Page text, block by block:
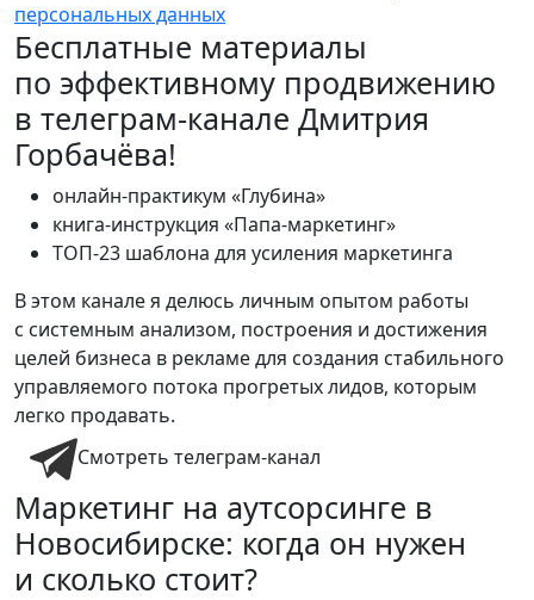
персональных данных
Бесплатные материалы
по эффективному продвижению
в телеграм-канале Дмитрия
Горбачёва!
онлайн-практикум «Глубина»
книга-инструкция «Папа-маркетинг»
ТОП-23 шаблона для усиления маркетинга
В этом канале я делюсь личным опытом работы
с системным анализом, построения и достижения
целей бизнеса в рекламе для создания стабильного
управляемого потока прогретых лидов, которым
легко продавать.
Смотреть телеграм-канал
Маркетинг на аутсорсинге в
Новосибирске: когда он нужен
и сколько стоит?